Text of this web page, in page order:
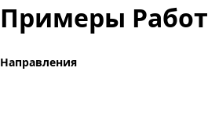
Примеры Работ
Направления